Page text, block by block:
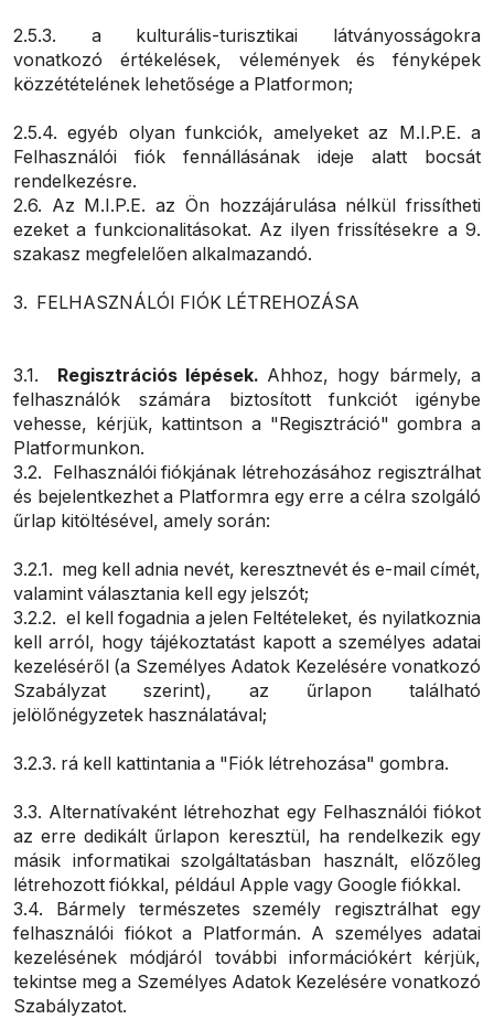
2.5.3. a kulturális-turisztikai látványosságokra
vonatkozó értékelések, vélemények és fényképek
közzétételének lehetősége a Platformon;
2.5.4. egyéb olyan funkciók, amelyeket az M.I.P.E. a
Felhasználói fiók fennállásának ideje alatt bocsát
rendelkezésre.
2.6. Az M.I.P.E. az Ön hozzájárulása nélkül frissítheti
ezeket a funkcionalitásokat. Az ilyen frissítésekre a 9.
szakasz megfelelően alkalmazandó.
3. FELHASZNÁLÓI FIÓK LÉTREHOZÁSA
3.1. Regisztrációs lépések. Ahhoz, hogy bármely, a
felhasználók számára biztosított funkciót igénybe
vehesse, kérjük, kattintson a "Regisztráció" gombra a
Platformunkon.
3.2. Felhasználói fiókjának létrehozásához regisztrálhat
és bejelentkezhet a Platformra egy erre a célra szolgáló
űrlap kitöltésével, amely során:
3.2.1. meg kell adnia nevét, keresztnevét és e-mail címét,
valamint választania kell egy jelszót;
3.2.2. el kell fogadnia a jelen Feltételeket, és nyilatkoznia
kell arról, hogy tájékoztatást kapott a személyes adatai
kezeléséről (a Személyes Adatok Kezelésére vonatkozó
Szabályzat szerint), az űrlapon található
jelölőnégyzetek használatával;
3.2.3. rá kell kattintania a "Fiók létrehozása" gombra.
3.3. Alternatívaként létrehozhat egy Felhasználói fiókot
az erre dedikált űrlapon keresztül, ha rendelkezik egy
másik informatikai szolgáltatásban használt, előzőleg
létrehozott fiókkal, például Apple vagy Google fiókkal.
3.4. Bármely természetes személy regisztrálhat egy
felhasználói fiókot a Platformán. A személyes adatai
kezelésének módjáról további információkért kérjük,
tekintse meg a Személyes Adatok Kezelésére vonatkozó
Szabályzatot.